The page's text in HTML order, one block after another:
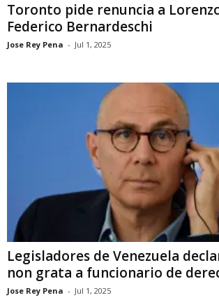
Toronto pide renuncia a
Federico Bernardeschi
Jose Rey Pena - Jul 1, 2025
Legisladores de Venezuela
non grata a funcionario de
Jose Rey Pena - Jul 1, 2025